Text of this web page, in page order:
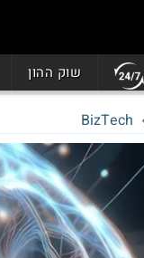
שוק ההון
BizTech